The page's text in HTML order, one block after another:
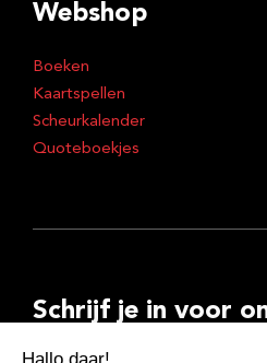
Webshop
Boeken
Kaartspellen
Scheurkalender
Quoteboekjes
Schrijf je in voor